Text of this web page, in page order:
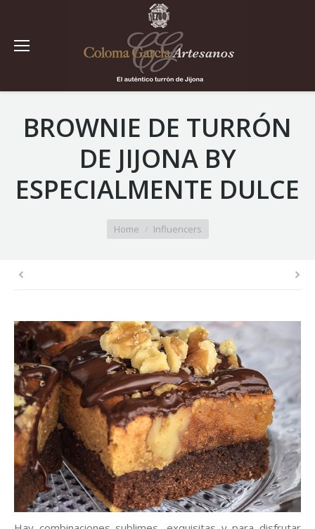
BROWNIE DE TURRÓN
DE JIJONA BY
ESPECIALMENTE DULCE
Home Influencers